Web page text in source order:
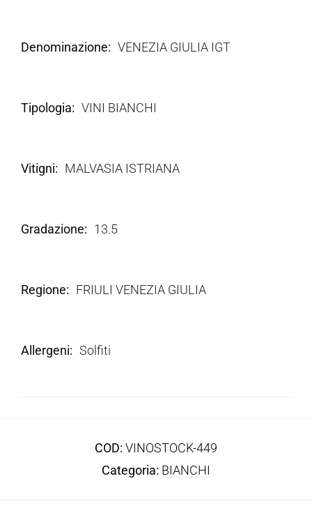
Denominazione VENEZIA GIULIA IGT
Tipologia VINI BIANCHI
Vitigni MALVASIA ISTRIANA
Gradazione 13.5
Regione FRIULI VENEZIA GIULIA
Allergeni Solfiti
COD: VINOSTOCK-449
Categoria: BIANCHI